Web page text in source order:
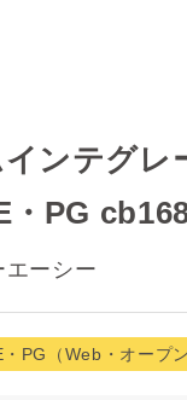
ンテグレ
・PG
エーシー
・PG（Web・オープン